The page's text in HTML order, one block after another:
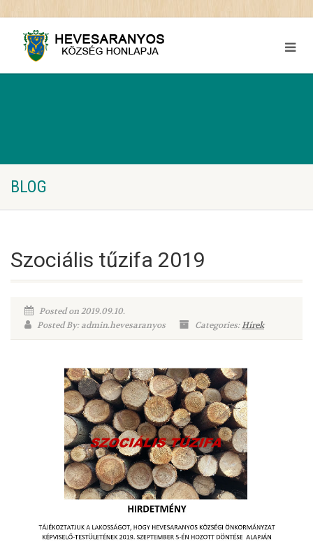
BLOG
Szociális tűzifa 2019
Posted on 2019.09.10.
Posted By: admin.hevesaranyos
Categories:Hírek